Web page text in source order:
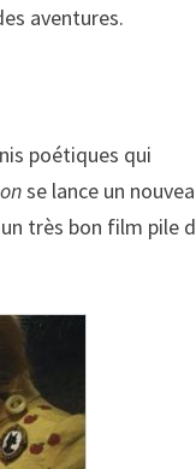
aventures.
poétiques qui
se lance un
un très bon film pile